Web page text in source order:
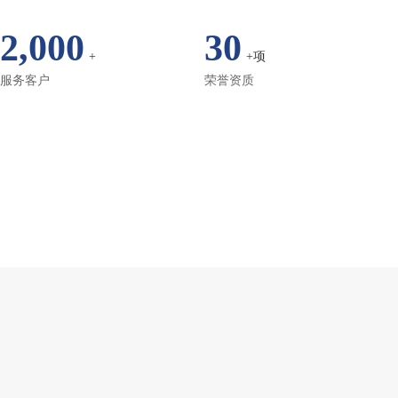
2,000 +
服务客户
30 +项
荣誉资质